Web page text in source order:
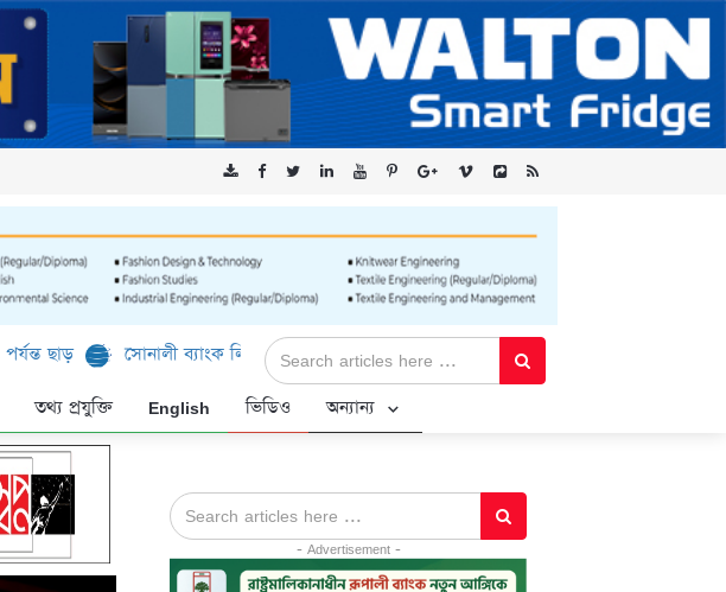
সোনালী ব্যাংক লিমিটেড-এর ‘কৃষক কার্ড’ কর্মসূচির জন্য সুরক্ষিত সংযোগ প্রদান করছে এক্সেনটেক
তথ্য প্রযুক্তি English ভিডিও অন্যান্য
- Advertisement -